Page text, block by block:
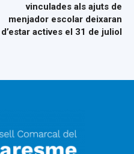
vinculades als ajuts de
menjador escolar deixaran
d’estar actives el 31 de juliol